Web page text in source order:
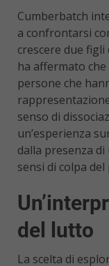
Cumberbatch
a confrontarsi
crescere due
ha affermato
persone che
senso di
un’esperienza
dalla presenza
sensi di colpa
del lutto
La scelta di